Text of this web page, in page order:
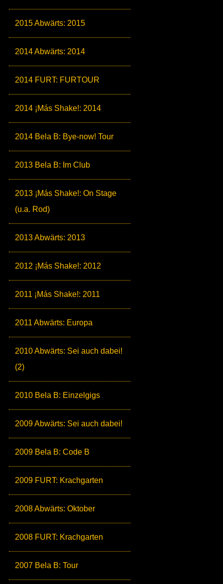
2015 Abwärts: 2015
2014 Abwärts: 2014
2014 FURT: FURTOUR
2014 ¡Más Shake!: 2014
2014 Bela B: Bye-now! Tour
2013 Bela B: Im Club
2013 ¡Más Shake!: On Stage
(u.a. Rod)
2013 Abwärts: 2013
2012 ¡Más Shake!: 2012
2011 ¡Más Shake!: 2011
2011 Abwärts: Europa
2010 Abwärts: Sei auch dabei!
(2)
2010 Bela B: Einzelgigs
2009 Abwärts: Sei auch dabei!
2009 Bela B: Code B
2009 FURT: Krachgarten
2008 Abwärts: Oktober
2008 FURT: Krachgarten
2007 Bela B: Tour